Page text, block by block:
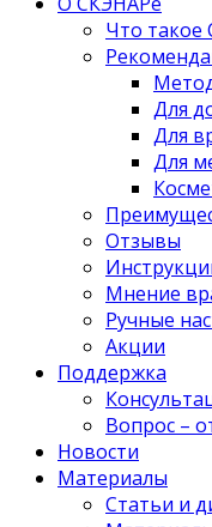
Что такое
Для
Для
Для
Отзывы
Мнение
Ручные
Акции
Поддержка
Вопрос –
Новости
Материалы
Статьи и